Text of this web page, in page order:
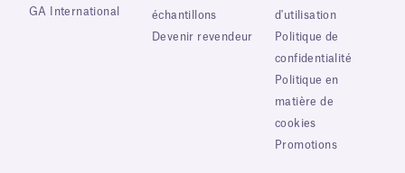
GA International
échantillons
Devenir revendeur
d'utilisation
Politique de
confidentialité
Politique en
matière de
cookies
Promotions